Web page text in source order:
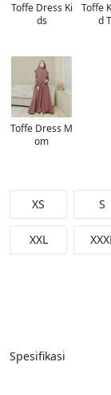
Toffe Dress Ki
ds
Toffe
d
Toffe Dress M
om
XS S
XXL
Spesifikasi